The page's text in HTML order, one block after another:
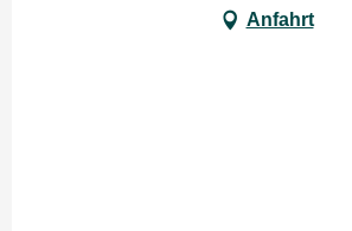
Anfahrt